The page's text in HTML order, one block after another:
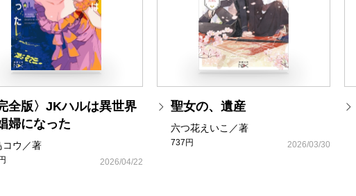
全版〉JKハルは異世界
婦になった
コウ／著
2026/04/22
聖女の、遺産
六つ花えいこ／著
737円 2026/03/30